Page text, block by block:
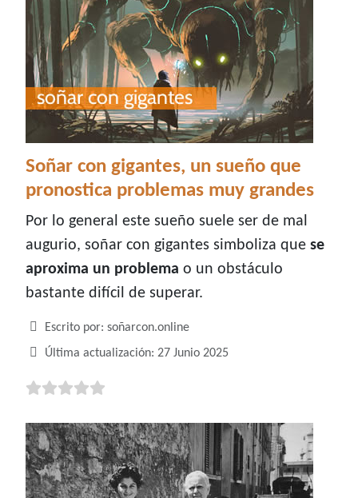
Soñar con gigantes, un sueño que
pronostica problemas muy grandes
Por lo general este sueño suele ser de mal
augurio, soñar con gigantes simboliza que se
aproxima un problema o un obstáculo
bastante difícil de superar.
Detalles
Escrito por: soñarcon.online
Última actualización: 27 Junio 2025